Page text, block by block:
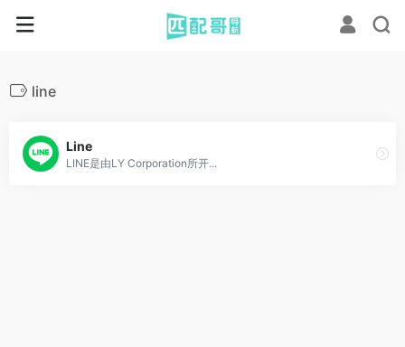
line
Line
LINE是由LY Corporation所开...